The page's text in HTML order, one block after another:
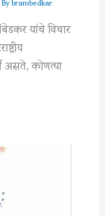
यांचे विचार
असते, कोणत्या